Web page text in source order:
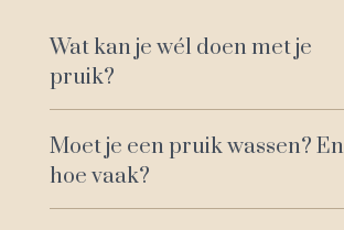
Wat kan je wél doen met je
pruik?
Moet je een pruik wassen? En
hoe vaak?